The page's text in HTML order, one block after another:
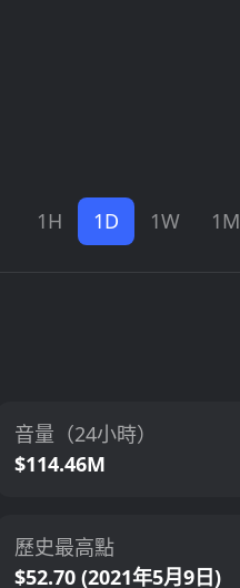
1H 1D 1W 1M
音量（24小時）
$114.46M
歷史最高點
$52.70 (2021年5月9日)